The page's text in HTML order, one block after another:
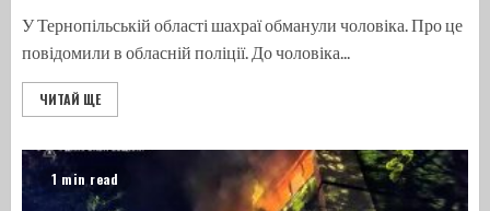
У Тернопільській області шахраї обманули чоловіка. Про це
повідомили в обласній поліції. До чоловіка...
ЧИТАЙ ЩЕ
1 min read